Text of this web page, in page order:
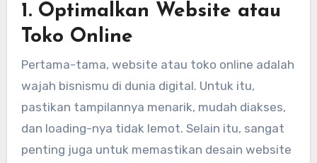
1. Optimalkan Website atau
Toko Online
Pertama-tama, website atau toko online adalah
wajah bisnismu di dunia digital. Untuk itu,
pastikan tampilannya menarik, mudah diakses,
dan loading-nya tidak lemot. Selain itu, sangat
penting juga untuk memastikan desain website